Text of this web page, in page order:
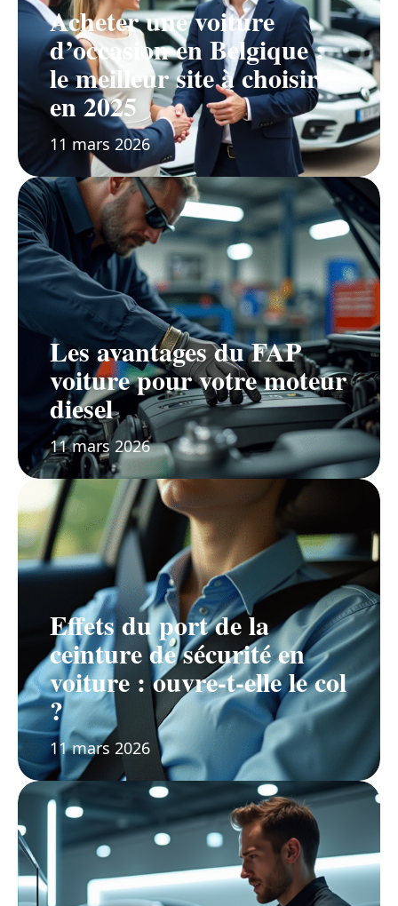
Acheter une voiture
d’occasion en Belgique :
le meilleur site à choisir
en 2025
11 mars 2026
Les avantages du FAP
voiture pour votre moteur
diesel
11 mars 2026
Effets du port de la
ceinture de sécurité en
voiture : ouvre-t-elle le col
?
11 mars 2026